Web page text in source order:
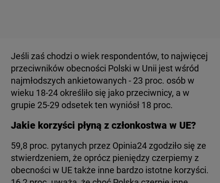
Jeśli zaś chodzi o wiek respondentów, to najwięcej
przeciwników obecności Polski w Unii jest wśród
najmłodszych ankietowanych - 23 proc. osób w
wieku 18-24 określiło się jako przeciwnicy, a w
grupie 25-29 odsetek ten wyniósł 18 proc.
Jakie korzyści płyną z członkostwa w UE?
59,8 proc. pytanych przez Opinia24 zgodziło się ze
stwierdzeniem, że oprócz pieniędzy czerpiemy z
obecności w UE także inne bardzo istotne korzyści.